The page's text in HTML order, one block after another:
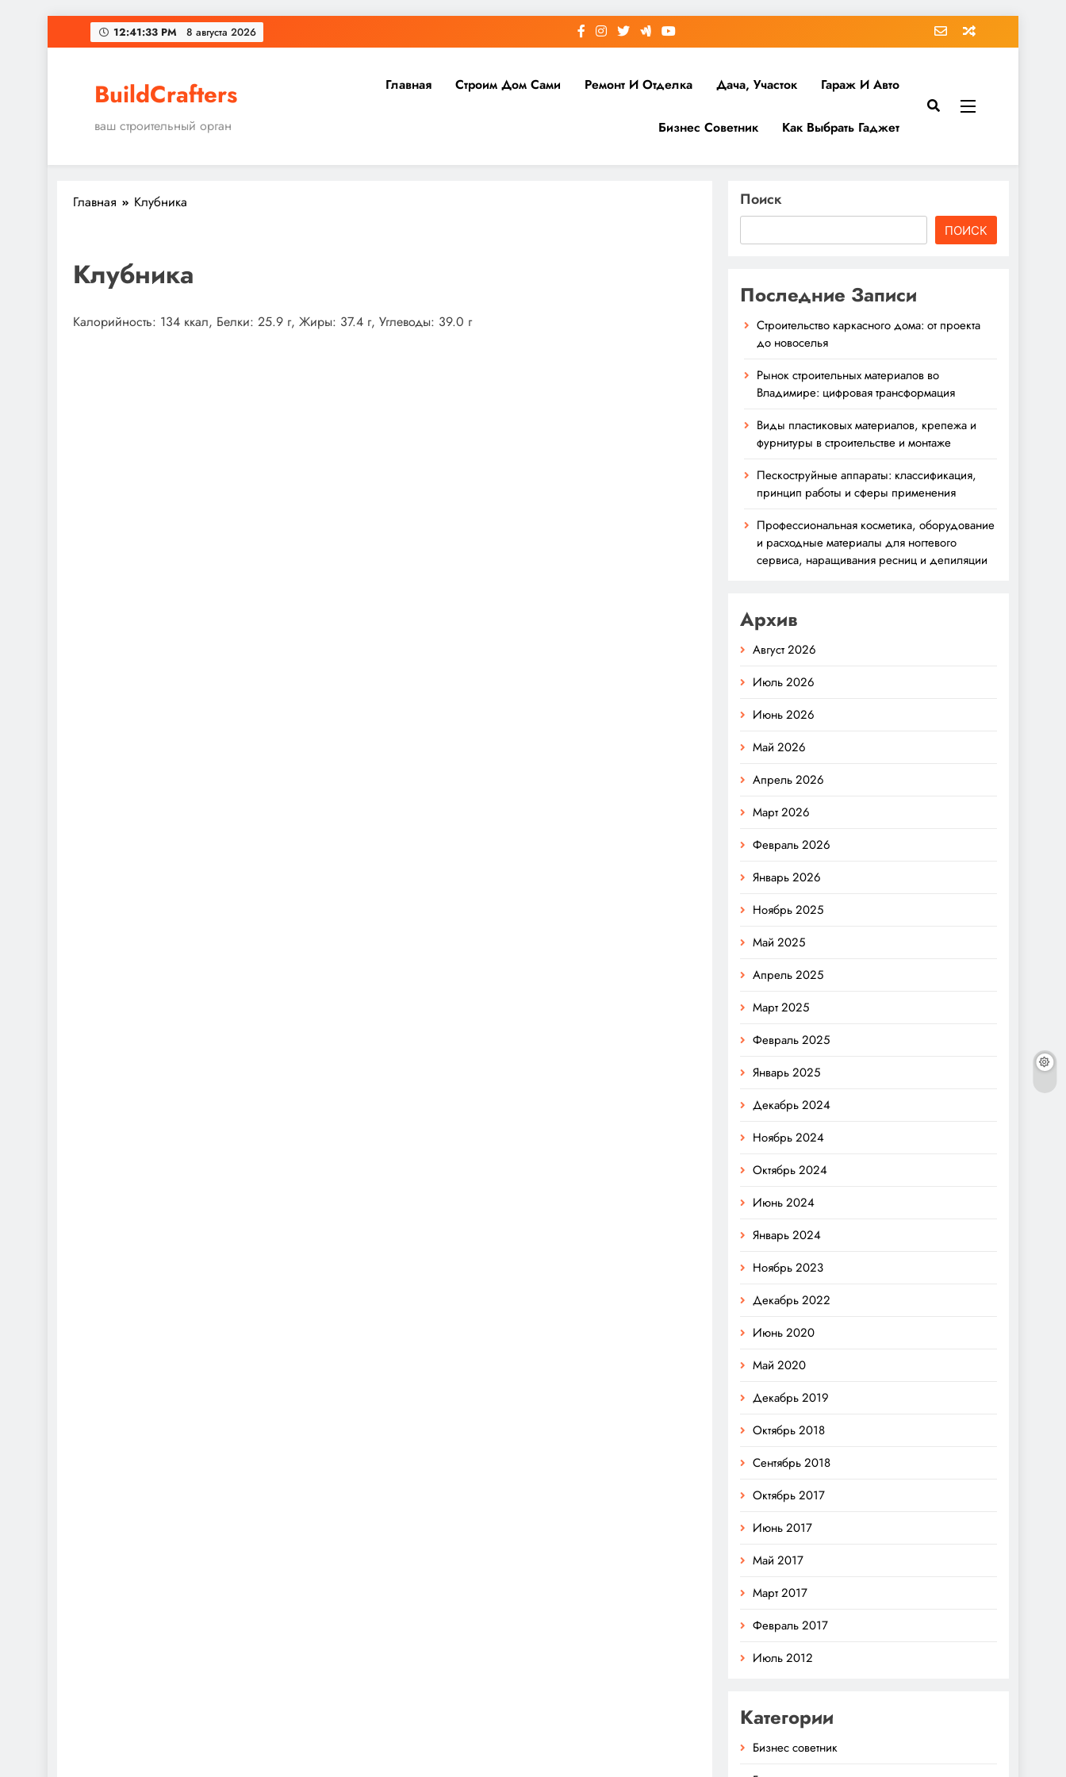
Перейти
к
12:41:33 PM 8 августа 2026
BuildCrafters
ваш строительный орган
Главная Строим Дом Сами Ремонт И Отделка Дача, Участок Гараж И Авто
Бизнес Советник Как Выбрать Гаджет
Главная Клубника
Клубника
Калорийность: 134 ккал, Белки: 25.9 г, Жиры: 37.4 г, Углеводы: 39.0 г
Поиск
ПОИСК
Последние Записи
Строительство каркасного дома: от проекта
до новоселья
Рынок строительных материалов во
Владимире: цифровая трансформация
Виды пластиковых материалов, крепежа и
фурнитуры в строительстве и монтаже
Пескоструйные аппараты: классификация,
принцип работы и сферы применения
Профессиональная косметика, оборудование
и расходные материалы для ногтевого
сервиса, наращивания ресниц и депиляции
Архив
Август 2026
Июль 2026
Июнь 2026
Май 2026
Апрель 2026
Март 2026
Февраль 2026
Январь 2026
Ноябрь 2025
Май 2025
Апрель 2025
Март 2025
Февраль 2025
Январь 2025
Декабрь 2024
Ноябрь 2024
Октябрь 2024
Июнь 2024
Январь 2024
Ноябрь 2023
Декабрь 2022
Июнь 2020
Май 2020
Декабрь 2019
Октябрь 2018
Сентябрь 2018
Октябрь 2017
Июнь 2017
Май 2017
Март 2017
Февраль 2017
Июль 2012
Категории
Бизнес советник